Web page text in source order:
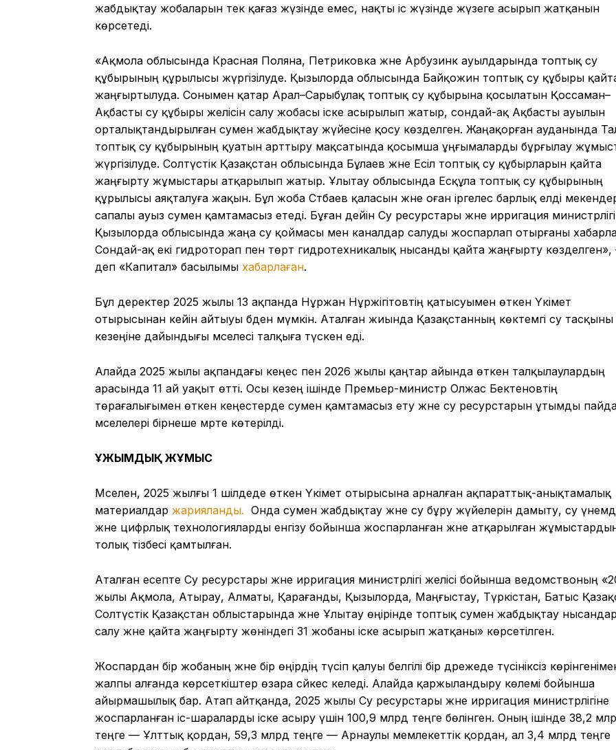
жабдықтау жобаларын тек қағаз жүзінде емес, нақты іс жүзінде жүзеге асырып жатқанын
көрсетеді.
«Ақмола облысында Красная Поляна, Петриковка және Арбузинк ауылдарында топтық су
құбырының құрылысы жүргізілуде. Қызылорда облысында Байқожин топтық су құбыры
жаңғыртылуда. Сонымен қатар Арал–Сарыбұлақ топтық су құбырына қосылатын Қоссаман–
Ақбасты су құбыры желісін салу жобасы іске асырылып жатыр, сондай-ақ Ақбасты ауылын
орталықтандырылған сумен жабдықтау жүйесіне қосу көзделген. Жаңақорған ауданында
топтық су құбырының қуатын арттыру мақсатында қосымша ұңғымаларды бұрғылау
жүргізілуде. Солтүстік Қазақстан облысында Бұлаев және Есіл топтық су құбырларын қайта
жаңғырту жұмыстары атқарылып жатыр. Ұлытау облысында Есқұла топтық су құбырының
құрылысы аяқталуға жақын. Бұл жоба Сәтбаев қаласын және оған іргелес барлық елді
сапалы ауыз сумен қамтамасыз етеді. Бұған дейін Су ресурстары және ирригация министрлігі
Қызылорда облысында жаңа су қоймасы мен каналдар салуды жоспарлап отырғаны
Сондай-ақ екі гидроторап пен төрт гидротехникалық нысанды қайта жаңғырту
деп «Капитал» басылымы хабарлаған.
Бұл деректер 2025 жылы 13 ақпанда Нұржан Нұржігітовтің қатысуымен өткен Үкімет
отырысынан кейін айтыуы әбден мүмкін. Аталған жиында Қазақстанның көктемгі су тасқыны
кезеңіне дайындығы мәселесі талқыға түскен еді.
Алайда 2025 жылы ақпандағы кеңес пен 2026 жылы қаңтар айында өткен талқылаулардың
арасында 11 ай уақыт өтті. Осы кезең ішінде Премьер-министр Олжас Бектеновтің
төрағалығымен өткен кеңестерде сумен қамтамасыз ету және су ресурстарын ұтымды
мәселелері бірнеше мәрте көтерілді.
ҰЖЫМДЫҚ ЖҰМЫС
Мәселен, 2025 жылғы 1 шілдеде өткен Үкімет отырысына арналған ақпараттық-анықтамалық
материалдар жарияланды. Онда сумен жабдықтау және су бұру жүйелерін дамыту, су
және цифрлық технологияларды енгізу бойынша жоспарланған және атқарылған
толық тізбесі қамтылған.
Аталған есепте Су ресурстары және ирригация министрлігі желісі бойынша ведомствоның
жылы Ақмола, Атырау, Алматы, Қарағанды, Қызылорда, Маңғыстау, Түркістан, Батыс
Солтүстік Қазақстан облыстарында және Ұлытау өңірінде топтық сумен жабдықтау
салу және қайта жаңғырту жөніндегі 31 жобаны іске асырып жатқаны» көрсетілген.
Жоспардан бір жобаның және бір өңірдің түсіп қалуы белгілі бір дәрежеде түсініксіз
жалпы алғанда көрсеткіштер өзара сәйкес келеді. Алайда қаржыландыру көлемі бойынша
айырмашылық бар. Атап айтқанда, 2025 жылы Су ресурстары және ирригация министрлігіне
жоспарланған іс-шараларды іске асыру үшін 100,9 млрд теңге бөлінген. Оның ішінде 38,2
теңге — Ұлттық қордан, 59,3 млрд теңге — Арнаулы мемлекеттік қордан, ал 3,4 млрд теңге